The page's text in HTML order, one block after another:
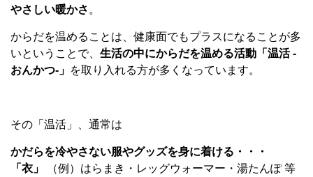
やさしい暖かさ。
からだを温めることは、健康面でもプラスになることが多
いということで、 生活の中にからだを温める活動「温活 -
おんかつ-」 を取り入れる方が多くなっています。
その「温活」、通常は
かだらを冷やさない服やグッズを身に着ける・・・
「衣」
（例）はらまき・レッグウォーマー・湯たんぽ 等